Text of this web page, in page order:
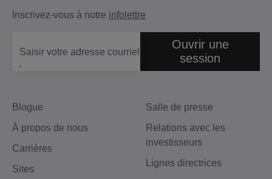
Blogue
À propos de nous
Carrières
Sites
Salle de presse
Relations avec les
investisseurs
Lignes directrices
Inscrivez-vous à notre infolettre
Saisir votre adresse courriel
Ouvrir une
session